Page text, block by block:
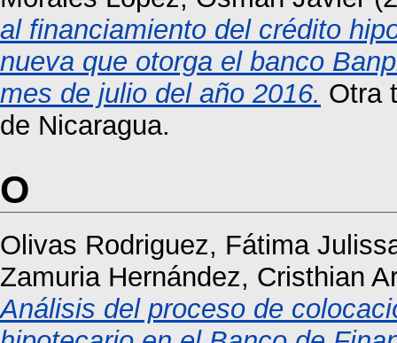
al financiamiento del crédito
nueva que otorga el banco
mes de julio del año 2016. Otra
de Nicaragua.
O
Olivas Rodriguez, Fátima
Zamuria Hernández, Cristhian
Análisis del proceso de